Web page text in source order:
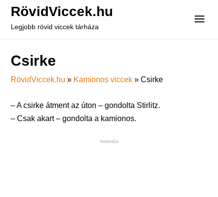
RövidViccek.hu
Legjobb rövid viccek tárháza
Csirke
RövidViccek.hu » Kamionos viccek »Csirke
– A csirke átment az úton – gondolta Stirlitz.
– Csak akart – gondolta a kamionos.
hirdetés